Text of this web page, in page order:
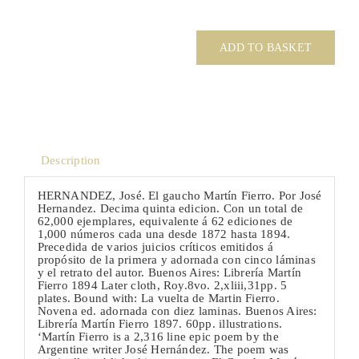
José.
El
ADD TO BASKET
Description
HERNANDEZ, José. El gaucho Martín Fierro. Por José
Hernandez. Decima quinta edicion. Con un total de
62,000 ejemplares, equivalente á 62 ediciones de
1,000 números cada una desde 1872 hasta 1894.
Precedida de varios juicios críticos emitidos á
propósito de la primera y adornada con cinco láminas
y el retrato del autor. Buenos Aires: Librería Martín
Fierro 1894 Later cloth, Roy.8vo. 2,xliii,31pp. 5
plates. Bound with: La vuelta de Martin Fierro.
Novena ed. adornada con diez laminas. Buenos Aires:
Librería Martín Fierro 1897. 60pp. illustrations.
‘Martín Fierro is a 2,316 line epic poem by the
Argentine writer José Hernández. The poem was